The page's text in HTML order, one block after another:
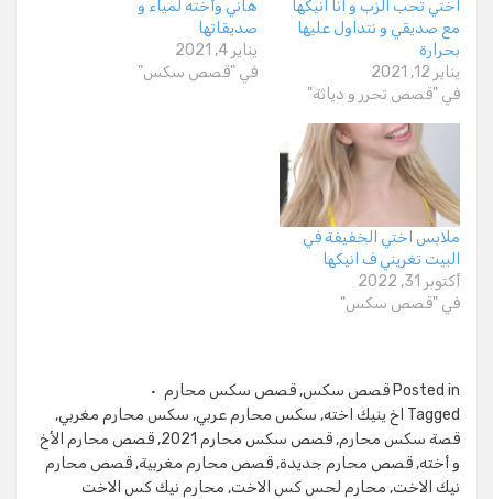
اختي تحب الزب و انا انيكها
مع صديقي و نتداول عليها
بحرارة
يناير 12, 2021
في "قصص تحرر و دياثة"
هاني وأخته لمياء و
صديقاتها
يناير 4, 2021
في "قصص سكس"
ملابس اختي الخفيفة في
البيت تغريني ف انيكها
أكتوبر 31, 2022
في "قصص سكس"
Posted in قصص سكس, قصص سكس محارم
Tagged اخ ينيك اخته, سكس محارم عربي, سكس محارم مغربي,
قصة سكس محارم, قصص سكس محارم 2021 , قصص محارم الأخ
و أخته, قصص محارم جديدة, قصص محارم مغربية, قصص محارم
نيك الاخت, محارم لحس كس الاخت, محارم نيك كس الاخت